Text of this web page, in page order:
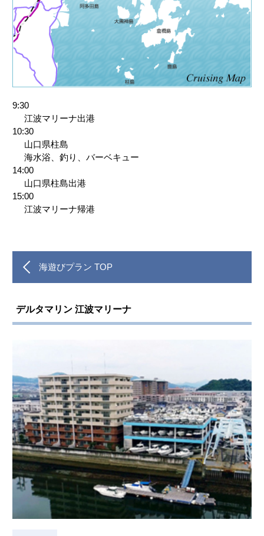
9:30
江波マリーナ出港
10:30
山口県柱島
海水浴、釣り、バーベキュー
14:00
山口県柱島出港
15:00
江波マリーナ帰港
海遊びプラン TOP
デルタマリン 江波マリーナ